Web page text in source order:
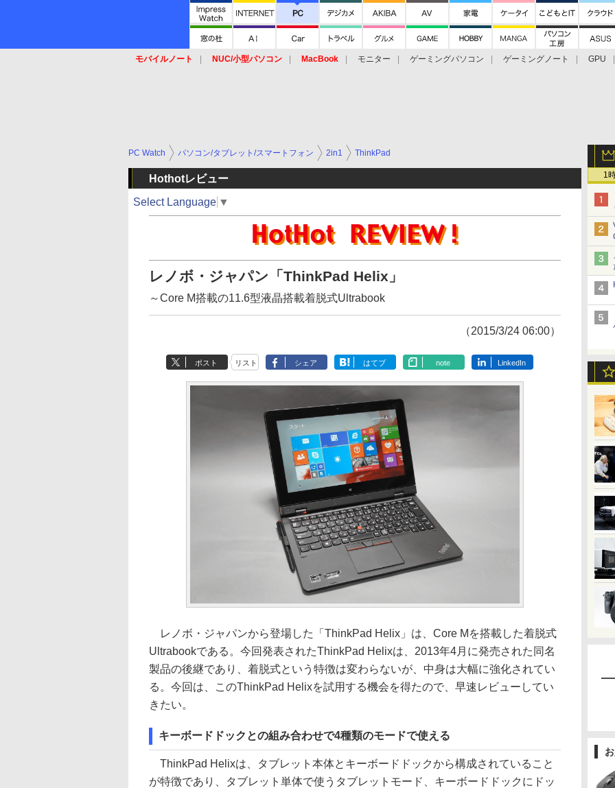
モバイルノート NUC/小型パソコン MacBook モニター ゲーミングパソコン ゲーミングノート
GPU
1
PC Watch パソコン/タブレット/スマートフォン 2in1 ThinkPad
Hothotレビュー
Select Language ▼
レノボ・ジャパン「ThinkPad Helix」
～Core M搭載の11.6型液晶搭載着脱式Ultrabook
（2015/3/24 06:00）
ポスト リスト シェア はてブ note LinkedIn
レノボ・ジャパンから登場した「ThinkPad Helix」は、Core Mを搭載した着脱式
Ultrabookである。今回発表されたThinkPad Helixは、2013年4月に発売された同名
製品の後継であり、着脱式という特徴は変わらないが、中身は大幅に強化されてい
る。今回は、このThinkPad Helixを試用する機会を得たので、早速レビューしてい
きたい。
キーボードドックとの組み合わせで4種類のモードで使える
ThinkPad Helixは、タブレット本体とキーボードドックから構成されていること
が特徴であり、タブレット単体で使うタブレットモード、キーボードドックにドッ